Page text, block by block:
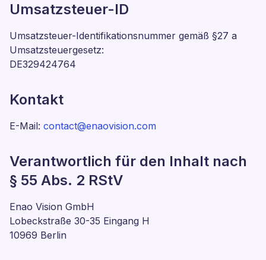
Umsatzsteuer-ID
Umsatzsteuer-Identifikationsnummer gemäß §27 a
Umsatzsteuergesetz:
DE329424764
Kontakt
E-Mail: contact@enaovision.com
Verantwortlich für den Inhalt nach
§ 55 Abs. 2 RStV
Enao Vision GmbH
Lobeckstraße 30-35 Eingang H
10969 Berlin